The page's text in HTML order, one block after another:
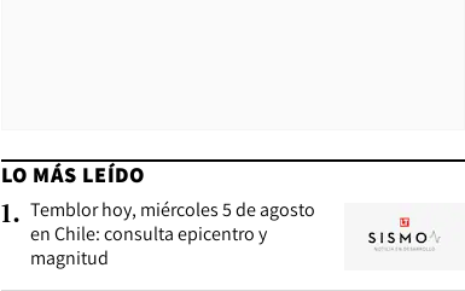
LO MÁS LEÍDO
1. Temblor hoy, miércoles 5 de agosto
en Chile: consulta epicentro y
magnitud